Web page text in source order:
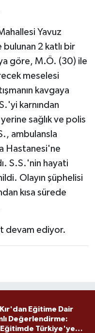
Yavuz
bulunan 2 katlı bir
göre, M.Ö. (30) ile
meselesi
kavgaya
karnından
sağlık ve polis
ambulansla
Hastanesi'ne
S.S.'nin hayati
Olayın şüphelisi
kısa sürede
devam ediyor.
Eğitime Dair
Değerlendirme:
Türkiye'ye